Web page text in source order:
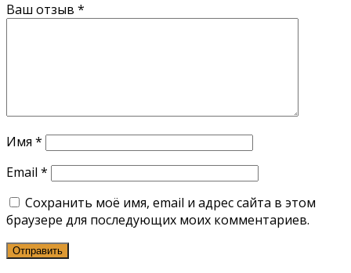
Ваш отзыв *
Имя *
Email *
Сохранить моё имя, email и адрес сайта в этом
браузере для последующих моих комментариев.